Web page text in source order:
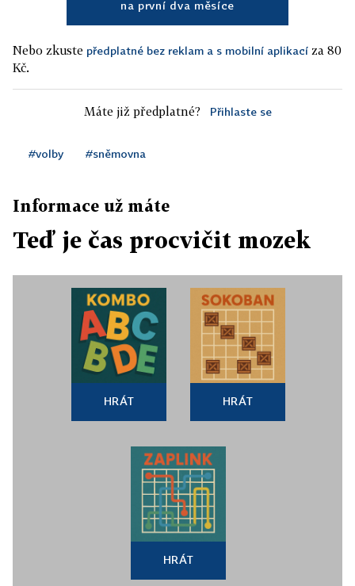
na první dva měsíce
Nebo zkuste předplatné bez reklam a s mobilní aplikací za 80
Kč.
Máte již předplatné? Přihlaste se
#volby #sněmovna
Informace už máte
Teď je čas procvičit mozek
HRÁT HRÁT
HRÁT